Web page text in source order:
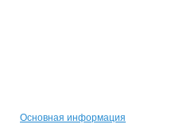
Основная информация